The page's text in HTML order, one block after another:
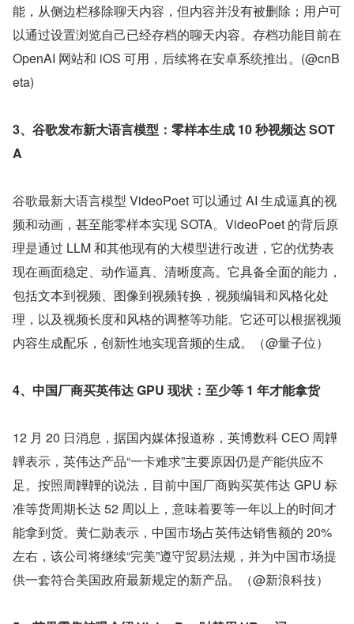
能，从侧边栏移除聊天内容，但内容并没有被删除；用户可
以通过设置浏览自己已经存档的聊天内容。存档功能目前在
OpenAI 网站和 iOS 可用，后续将在安卓系统推出。(@cnB
eta)
3、谷歌发布新大语言模型：零样本生成 10 秒视频达 SOT
A
谷歌最新大语言模型 VideoPoet 可以通过 AI 生成逼真的视
频和动画，甚至能零样本实现 SOTA。VideoPoet 的背后原
理是通过 LLM 和其他现有的大模型进行改进，它的优势表
现在画面稳定、动作逼真、清晰度高。它具备全面的能力，
包括文本到视频、图像到视频转换，视频编辑和风格化处
理，以及视频长度和风格的调整等功能。它还可以根据视频
内容生成配乐，创新性地实现音频的生成。（@量子位）
4、中国厂商买英伟达 GPU 现状：至少等 1 年才能拿货
12 月 20 日消息，据国内媒体报道称，英博数科 CEO 周韡
韡表示，英伟达产品“一卡难求”主要原因仍是产能供应不
足。按照周韡韡的说法，目前中国厂商购买英伟达 GPU 标
准等货周期长达 52 周以上，意味着要等一年以上的时间才
能拿到货。黄仁勋表示，中国市场占英伟达销售额的 20%
左右，该公司将继续“完美”遵守贸易法规，并为中国市场提
供一套符合美国政府最新规定的新产品。（@新浪科技）